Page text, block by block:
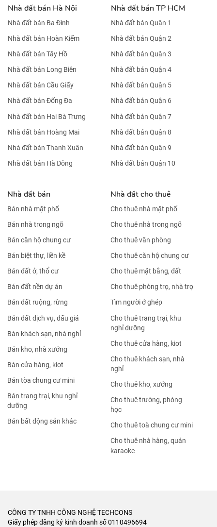
Nhà đất bán Hà Nội
Nhà đất bán Ba Đình
Nhà đất bán Hoàn Kiếm
Nhà đất bán Tây Hồ
Nhà đất bán Long Biên
Nhà đất bán Cầu Giấy
Nhà đất bán Đống Đa
Nhà đất bán Hai Bà Trưng
Nhà đất bán Hoàng Mai
Nhà đất bán Thanh Xuân
Nhà đất bán Hà Đông
Nhà đất bán TP HCM
Nhà đất bán Quận 1
Nhà đất bán Quận 2
Nhà đất bán Quận 3
Nhà đất bán Quận 4
Nhà đất bán Quận 5
Nhà đất bán Quận 6
Nhà đất bán Quận 7
Nhà đất bán Quận 8
Nhà đất bán Quận 9
Nhà đất bán Quận 10
Nhà đất bán
Bán nhà mặt phố
Bán nhà trong ngõ
Bán căn hộ chung cư
Bán biệt thự, liền kề
Bán đất ở, thổ cư
Bán đất nền dự án
Bán đất ruộng, rừng
Bán đất dịch vụ, đấu giá
Bán khách sạn, nhà nghỉ
Bán kho, nhà xưởng
Bán cửa hàng, kiot
Bán tòa chung cư mini
Bán trang trại, khu nghỉ
dưỡng
Bán bất động sản khác
Nhà đất cho thuê
Cho thuê nhà mặt phố
Cho thuê nhà trong ngõ
Cho thuê văn phòng
Cho thuê căn hộ chung cư
Cho thuê mặt bằng, đất
Cho thuê phòng trọ, nhà trọ
Tìm người ở ghép
Cho thuê trang trại, khu
nghỉ dưỡng
Cho thuê cửa hàng, kiot
Cho thuê khách sạn, nhà
nghỉ
Cho thuê kho, xưởng
Cho thuê trường, phòng
học
Cho thuê toà chung cư mini
Cho thuê nhà hàng, quán
karaoke
CÔNG TY TNHH CÔNG NGHỆ TECHCONS
Giấy phép đăng ký kinh doanh số 0110496694